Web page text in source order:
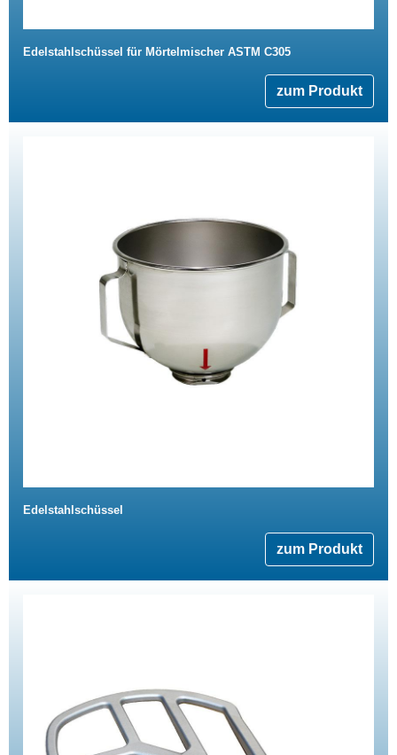
Edelstahlschüssel für Mörtelmischer ASTM C305
zum Produkt
Edelstahlschüssel
zum Produkt